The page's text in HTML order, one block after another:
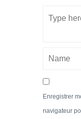
Enregistrer
navigateur